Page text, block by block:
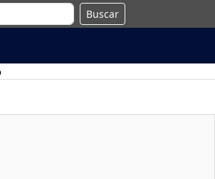
Buscar